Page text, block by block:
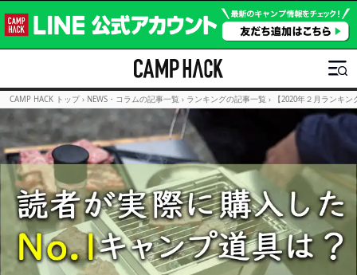
CAMP HACK トップ › NEWS・コラムの記事一覧 › ランキングの記事一覧 › 【2020年２月ランキ